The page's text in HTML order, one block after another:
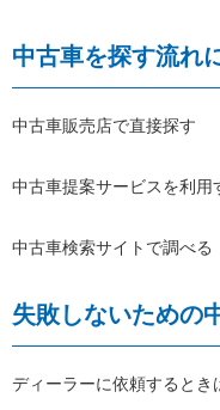
中古車を探す流れ
中古車販売店で直接探す
中古車提案サービスを利用
中古車検索サイトで調べる
失敗しないための
ディーラーに依頼するとき